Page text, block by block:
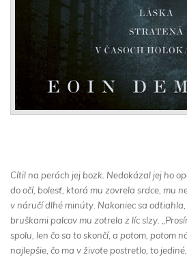
Cítil na perách jej bozk. Nedokázal jej ho
do očí, bolesť, ktorá mu zovrela srdce, mu
v náručí dlhé minúty. Nakoniec sa
bruškami palcov mu zotrela z líc slzy.
spolu, len čo sa to skončí, a potom, potom
najlepšie, čo ma v živote postretlo, to